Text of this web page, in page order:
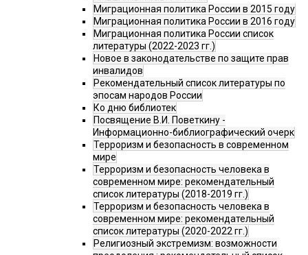
Миграционная политика России в 2015 году
Миграционная политика России в 2016 году
Миграционная политика России список
литературы (2022-2023 гг.)
Новое в законодательстве по защите прав
инвалидов
Рекомендательный список литературы по
эпосам народов России
Ко дню библиотек
Посвящение В.И. Поветкину -
Информационно-библиографический очерк
Терроризм и безопасность в современном
мире
Терроризм и безопасность человека в
современном мире: рекомендательный
список литературы (2018-2019 гг.)
Терроризм и безопасность человека в
современном мире: рекомендательный
список литературы (2020-2022 гг.)
Религиозный экстремизм: возможности